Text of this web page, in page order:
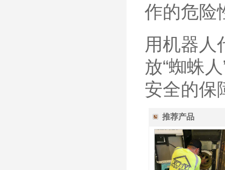
作的危险
用机器人
放“蜘蛛
安全的保
推荐产品